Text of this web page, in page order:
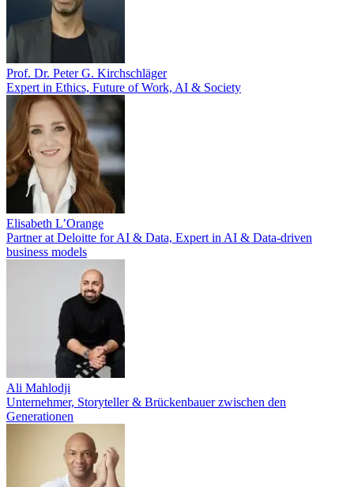
Prof. Dr. Peter G. Kirchschläger
Expert in Ethics, Future of Work, AI & Society
Elisabeth L’Orange
Partner at Deloitte for AI & Data, Expert in AI & Data-driven
business models
Ali Mahlodji
Unternehmer, Storyteller & Brückenbauer zwischen den
Generationen